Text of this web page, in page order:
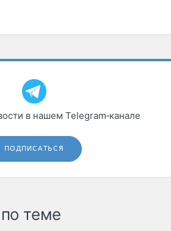
в нашем Telegram‑канале
ПОДПИСАТЬСЯ
теме